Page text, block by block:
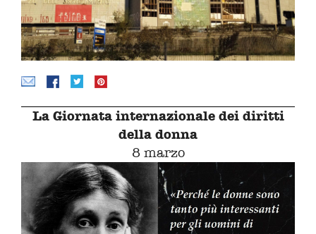
La Giornata internazionale dei diritti
della donna
8 marzo